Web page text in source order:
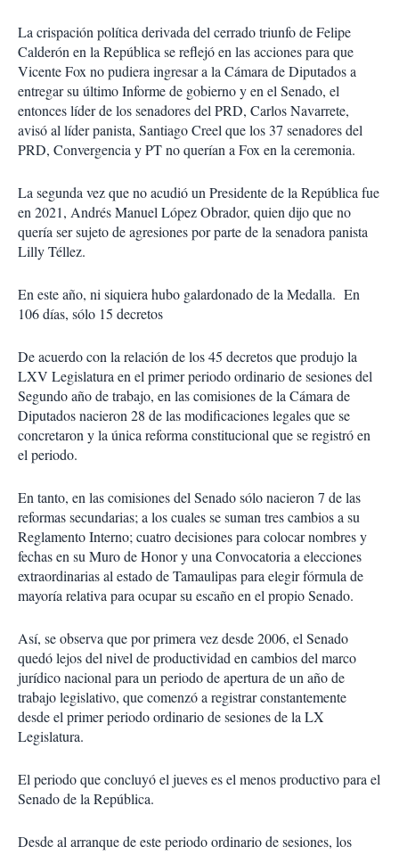
La crispación política derivada del cerrado triunfo de Felipe
Calderón en la República se reflejó en las acciones para que
Vicente Fox no pudiera ingresar a la Cámara de Diputados a
entregar su último Informe de gobierno y en el Senado, el
entonces líder de los senadores del PRD, Carlos Navarrete,
avisó al líder panista, Santiago Creel que los 37 senadores del
PRD, Convergencia y PT no querían a Fox en la ceremonia.
La segunda vez que no acudió un Presidente de la República fue
en 2021, Andrés Manuel López Obrador, quien dijo que no
quería ser sujeto de agresiones por parte de la senadora panista
Lilly Téllez.
En este año, ni siquiera hubo galardonado de la Medalla. En
106 días, sólo 15 decretos
De acuerdo con la relación de los 45 decretos que produjo la
LXV Legislatura en el primer periodo ordinario de sesiones del
Segundo año de trabajo, en las comisiones de la Cámara de
Diputados nacieron 28 de las modificaciones legales que se
concretaron y la única reforma constitucional que se registró en
el periodo.
En tanto, en las comisiones del Senado sólo nacieron 7 de las
reformas secundarias; a los cuales se suman tres cambios a su
Reglamento Interno; cuatro decisiones para colocar nombres y
fechas en su Muro de Honor y una Convocatoria a elecciones
extraordinarias al estado de Tamaulipas para elegir fórmula de
mayoría relativa para ocupar su escaño en el propio Senado.
Así, se observa que por primera vez desde 2006, el Senado
quedó lejos del nivel de productividad en cambios del marco
jurídico nacional para un periodo de apertura de un año de
trabajo legislativo, que comenzó a registrar constantemente
desde el primer periodo ordinario de sesiones de la LX
Legislatura.
El periodo que concluyó el jueves es el menos productivo para el
Senado de la República.
Desde al arranque de este periodo ordinario de sesiones, los